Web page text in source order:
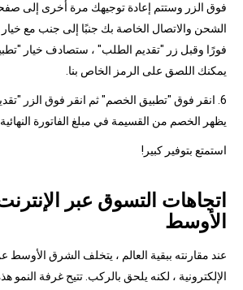
فوق الزر وستتم إعادة توجيهك مرة أخرى إلى
الشحن والاتصال الخاصة بك جنبًا إلى جنب مع خيار
فورًا وقبل زر "تقديم الطلب" ، ستصادف خيار
يمكنك اللصق على الرمز الخاص بنا.
6. انقر فوق "تطبيق الخصم" ثم انقر فوق الزر
يظهر الخصم من القسيمة في مبلغ الفاتورة النهائية.
استمتع بتوفير كبير!
اتجاهات التسوق عبر
الأوسط
عند مقارنته ببقية العالم ، يتخلف الشرق الأوسط
الإلكترونية ، لكنه يلحق بالركب. تتيح غرفة النمو